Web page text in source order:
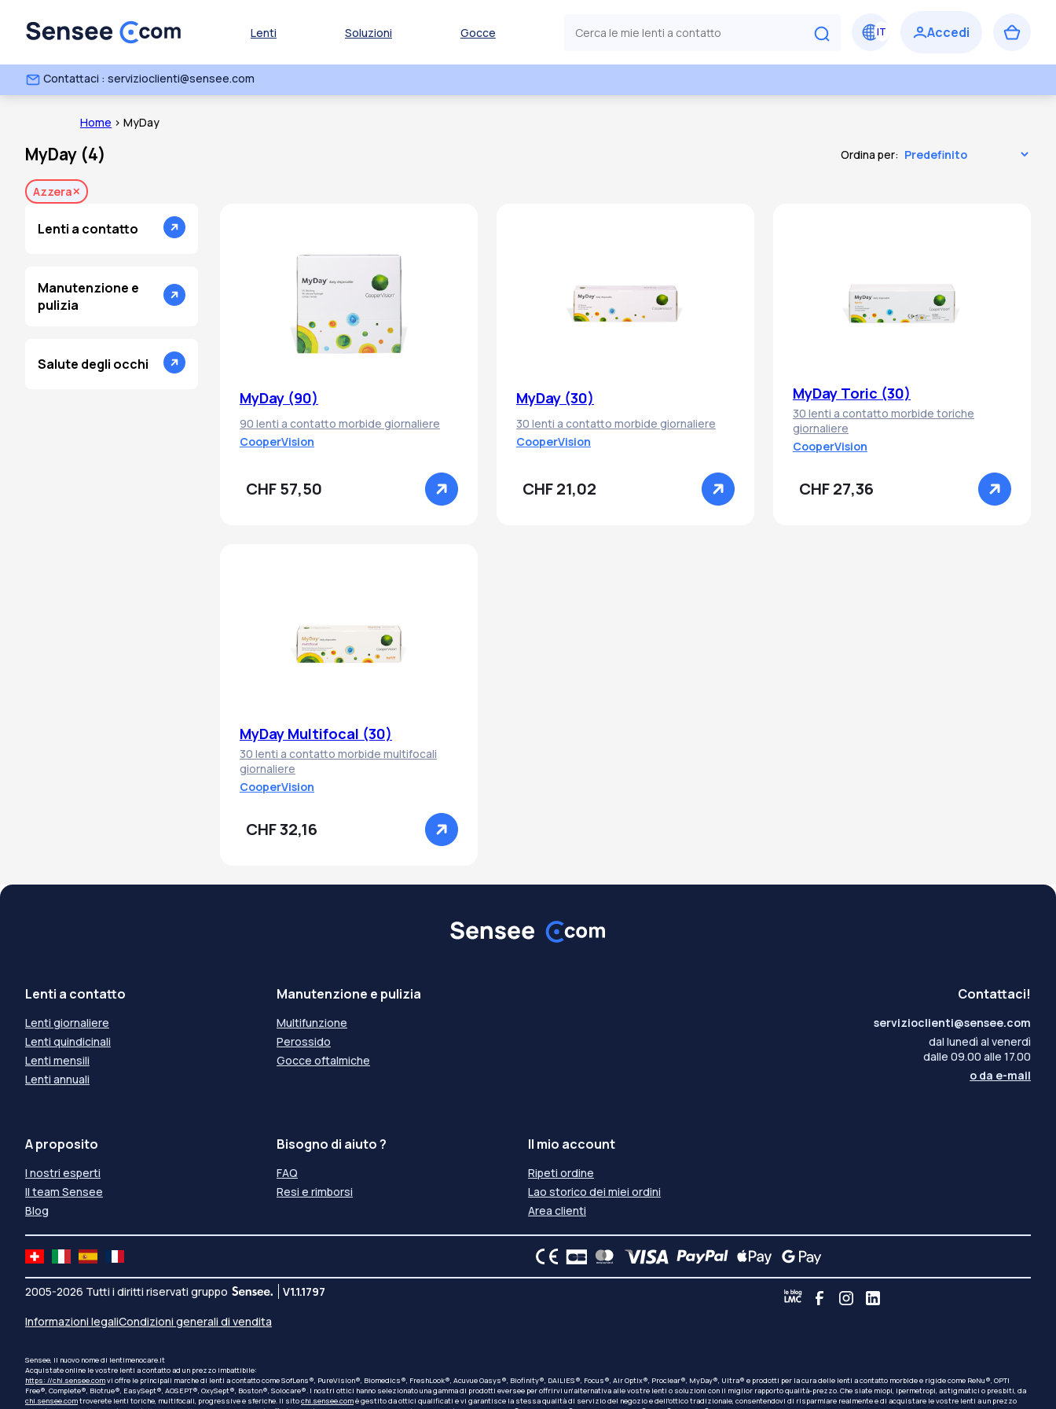
Lenti Soluzioni Gocce
Contattaci : servizioclienti@sensee.com
Home > MyDay
MyDay (4) Ordina per:
Azzera
Lenti a contatto
Manutenzione e
pulizia
Salute degli occhi
MyDay (90)
90 lenti a contatto morbide giornaliere
CooperVision
CHF 57,50
MyDay (30)
30 lenti a contatto morbide giornaliere
CooperVision
CHF 21,02
MyDay Toric (30)
30 lenti a contatto morbide toriche
giornaliere
CooperVision
CHF 27,36
MyDay Multifocal (30)
30 lenti a contatto morbide multifocali
giornaliere
CooperVision
CHF 32,16
Lenti a contatto
Lenti giornaliere
Lenti quindicinali
Lenti mensili
Lenti annuali
Manutenzione e pulizia
Multifunzione
Perossido
Gocce oftalmiche
Contattaci!
servizioclienti@sensee.com
dal lunedì al venerdì
dalle 09.00 alle 17.00
o da e-mail
A proposito
I nostri esperti
Il team Sensee
Blog
Bisogno di aiuto ?
FAQ
Resi e rimborsi
Il mio account
Ripeti ordine
Lao storico dei miei ordini
Area clienti
2005-2026 Tutti i diritti riservati gruppo V1.1.1797
Informazioni legaliCondizioni generali di vendita
Sensee, il nuovo nome di lentimenocare.it
Acquistate online le vostre lenti a contatto ad un prezzo imbattibile:
https: //chi.sensee.comvi offre le principali marche di lenti a contatto come SofLens®, PureVision®, Biomedics®, FreshLook®, Acuvue Oasys®, Biofinity®, DAILIES®, Focus®, Air Optix®, Proclear®, MyDay®, Ultra® e prodotti per la cura delle lenti a contatto morbide e rigide come ReNu®, OPTI
Free®, Complete®, Biotrue®, EasySept®, AOSEPT®, OxySept®, Boston®, Solocare®. I nostri ottici hanno selezionato una gamma di prodotti eversee per offrirvi un'alternativa alle vostre lenti o soluzioni con il miglior rapporto qualità-prezzo. Che siate miopi, ipermetropi, astigmatici o presbiti, da
chi.sensee.comtroverete lenti toriche, multifocali, progressive e sferiche. Il sitochi.sensee.comè gestito da ottici qualificati e vi garantisce la stessa qualità di servizio del negozio e dell'ottico tradizionale, consentendovi di risparmiare realmente e di acquistare le vostre lenti a un prezzo